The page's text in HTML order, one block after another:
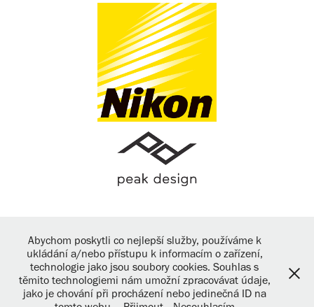
Powered byAdobe Portfolio
Abychom poskytli co nejlepší služby, používáme k
ukládání a/nebo přístupu k informacím o zařízení,
technologie jako jsou soubory cookies. Souhlas s
těmito technologiemi nám umožní zpracovávat údaje,
jako je chování při procházení nebo jedinečná ID na